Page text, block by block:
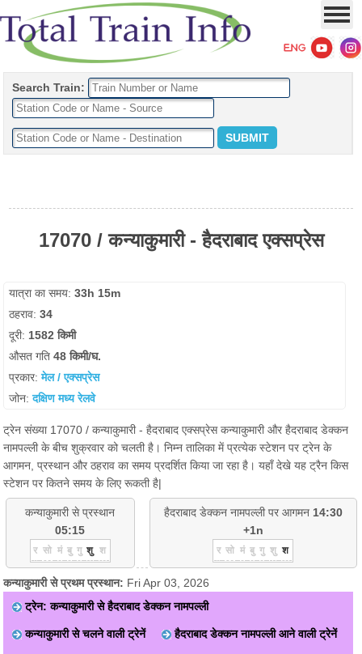
Search Train:
17070 / कन्याकुमारी - हैदराबाद एक्सप्रेस
यात्रा का समय:33h 15m
ठहराव:34
दूरी: 1582 किमी
औसत गति48 किमी/घ.
प्रकार:मेल / एक्सप्रेस
जोन:दक्षिण मध्य रेलवे
ट्रेन संख्या 17070 / कन्याकुमारी - हैदराबाद एक्सप्रेस कन्याकुमारी और हैदराबाद डेक्कन
नामपल्ली के बीच शुक्रवार को चलती है। निम्न तालिका में प्रत्येक स्टेशन पर ट्रेन के
आगमन, प्रस्थान और ठहराव का समय प्रदर्शित किया जा रहा है। यहाँ देखे यह ट्रैन किस
स्टेशन पर कितने समय के लिए रूकती है|
कन्याकुमारी से प्रस्थान
05:15
र सो मं बु गु शु श
हैदराबाद डेक्कन नामपल्ली पर आगमन 14:30
+1n
र सो मं बु गु शु श
कन्याकुमारी से प्रथम प्रस्थान: Fri Apr 03, 2026
ट्रेन: कन्याकुमारी से हैदराबाद डेक्कन नामपल्ली
कन्याकुमारी से चलने वाली ट्रेनें हैदराबाद डेक्कन नामपल्ली आने वाली ट्रेनें